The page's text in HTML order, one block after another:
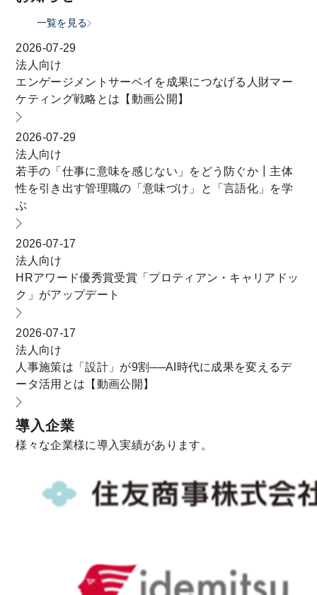
一覧を見る
2026-07-29
法人向け
エンゲージメントサーベイを成果につなげる人財マー
ケティング戦略とは【動画公開】
2026-07-29
法人向け
若手の「仕事に意味を感じない」をどう防ぐか┃主体
性を引き出す管理職の「意味づけ」と「言語化」を学
ぶ
2026-07-17
法人向け
HRアワード優秀賞受賞「プロティアン・キャリアドッ
ク」がアップデート
2026-07-17
法人向け
人事施策は「設計」が9割──AI時代に成果を変えるデ
ータ活用とは【動画公開】
導入企業
様々な企業様に導入実績があります。